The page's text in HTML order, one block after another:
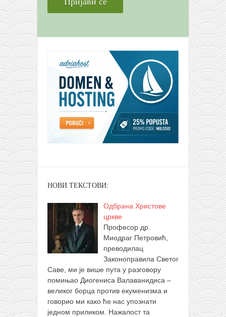
НОВИ ТЕКСТОВИ:
Одбрана Христове
цркве
Професор др.
Миодраг Петровић,
преводилац
Законоправила Светог
Саве, ми је више пута у разговору
помињао Диогениса Валаванидиса –
великог борца против екуменизма и
говорио ми како ће нас упознати
једном приликом. Нажалост та